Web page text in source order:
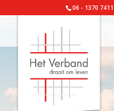
06 - 1370 7411